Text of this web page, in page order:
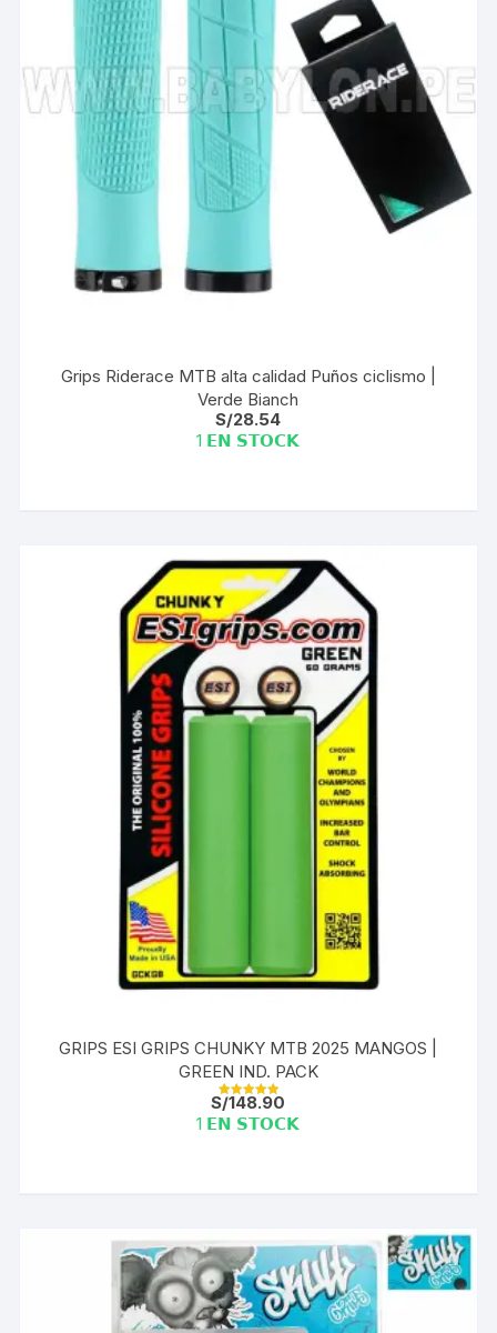
Grips Riderace MTB alta calidad Puños ciclismo |
Verde Bianch
S/28.54
1 𝗘𝗡 𝗦𝗧𝗢𝗖𝗞
GRIPS ESI GRIPS CHUNKY MTB 2025 MANGOS |
GREEN IND. PACK
Valorado con
5.00
de 5
S/148.90
1 𝗘𝗡 𝗦𝗧𝗢𝗖𝗞